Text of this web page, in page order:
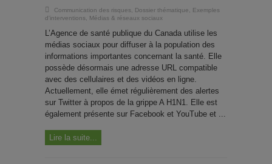
Communication des risques Dossier thématique
Exemples
d'interventions
Médias & réseaux sociaux
L’Agence de santé publique du Canada utilise les
médias sociaux pour diffuser à la population des
informations importantes concernant la santé. Elle
possède désormais une adresse URL compatible
avec des cellulaires et des vidéos en ligne.
Actuellement, elle émet régulièrement des alertes
sur Twitter à propos de la grippe A H1N1. Elle est
également présente sur Facebook et YouTube et ...
Lire la suite...